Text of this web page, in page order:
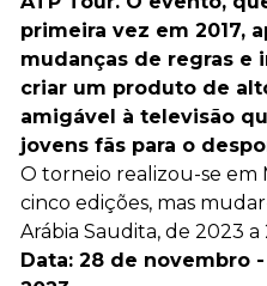
primeira vez em 2017,
mudanças de regras e
criar um produto de
amigável à televisão
jovens fãs para o
O torneio realizou-se em
cinco edições, mas
Arábia Saudita, de 2023 a
Data: 28 de novembro